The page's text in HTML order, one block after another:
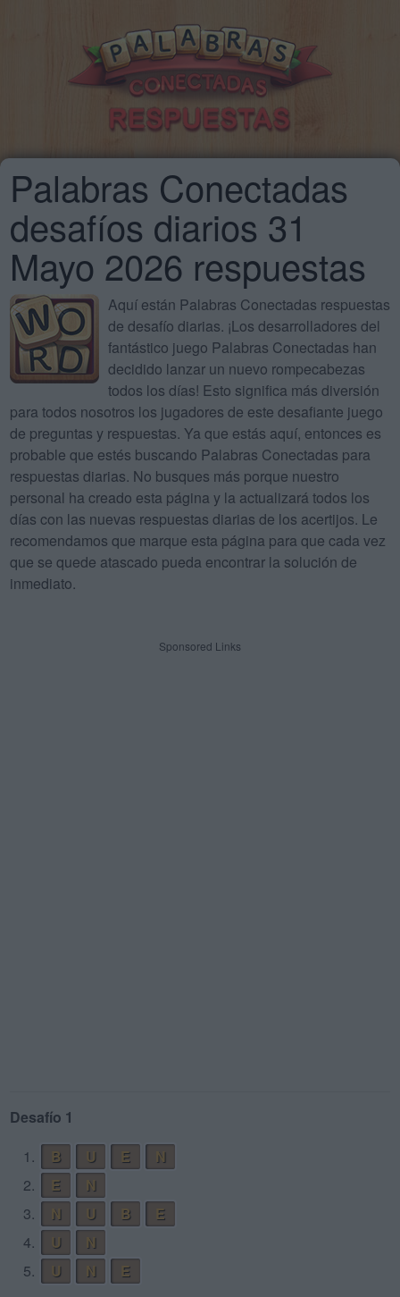
Palabras Conectadas
desafíos diarios 31
Mayo 2026 respuestas
Aquí están Palabras Conectadas respuestas
de desafío diarias. ¡Los desarrolladores del
fantástico juego Palabras Conectadas han
decidido lanzar un nuevo rompecabezas
todos los días! Esto significa más diversión
para todos nosotros los jugadores de este desafiante juego
de preguntas y respuestas. Ya que estás aquí, entonces es
probable que estés buscando Palabras Conectadas para
respuestas diarias. No busques más porque nuestro
personal ha creado esta página y la actualizará todos los
días con las nuevas respuestas diarias de los acertijos. Le
recomendamos que marque esta página para que cada vez
que se quede atascado pueda encontrar la solución de
inmediato.
Sponsored Links
Desafío 1
1.
B U E
N
2.
E
N
3.
N U B
E
4.
U
N
5.
U N
E